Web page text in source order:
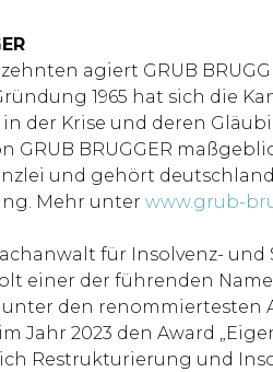
agiert GRUB
1965 hat sich die
der Krise und deren
GRUB BRUGGER
und gehört
Mehr unter www.grub-
für Insolvenz- und
einer der führenden
den renommiertesten
Jahr 2023 den Award
Restrukturierung und